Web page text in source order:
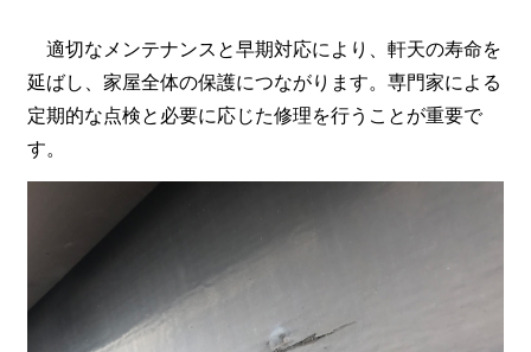
適切なメンテナンスと早期対応により、軒天の寿命を
延ばし、家屋全体の保護につながります。専門家による
定期的な点検と必要に応じた修理を行うことが重要で
す。